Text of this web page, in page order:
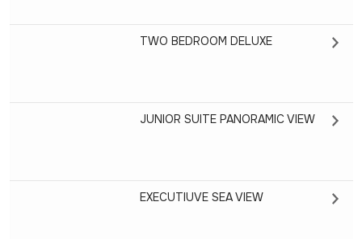
TWO BEDROOM DELUXE
JUNIOR SUITE PANORAMIC VIEW
EXECUTIUVE SEA VIEW